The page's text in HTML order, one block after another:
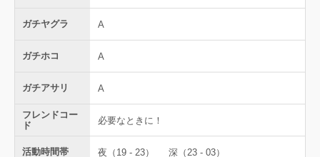
ガチヤグラ A
ガチホコ A
ガチアサリ A
フレンドコー
ド
必要なときに！
活動時間帯 夜（19 - 23） 深（23 - 03）